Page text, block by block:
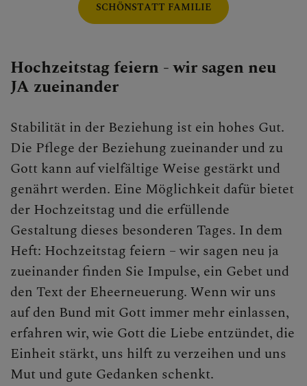
SCHÖNSTATT FAMILIE
Hochzeitstag feiern - wir sagen neu
JA zueinander
Stabilität in der Beziehung ist ein hohes Gut.
Die Pflege der Beziehung zueinander und zu
Gott kann auf vielfältige Weise gestärkt und
genährt werden. Eine Möglichkeit dafür bietet
der Hochzeitstag und die erfüllende
Gestaltung dieses besonderen Tages. In dem
Heft: Hochzeitstag feiern – wir sagen neu ja
zueinander finden Sie Impulse, ein Gebet und
den Text der Eheerneuerung. Wenn wir uns
auf den Bund mit Gott immer mehr einlassen,
erfahren wir, wie Gott die Liebe entzündet, die
Einheit stärkt, uns hilft zu verzeihen und uns
Mut und gute Gedanken schenkt.